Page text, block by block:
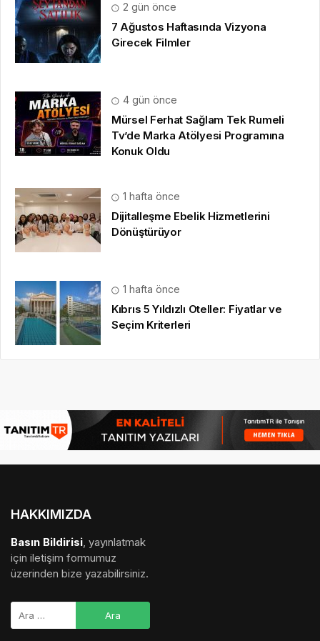
2 gün önce
7 Ağustos Haftasında Vizyona
Girecek Filmler
4 gün önce
Mürsel Ferhat Sağlam Tek Rumeli
Tv’de Marka Atölyesi Programına
Konuk Oldu
1 hafta önce
Dijitalleşme Ebelik Hizmetlerini
Dönüştürüyor
1 hafta önce
Kıbrıs 5 Yıldızlı Oteller: Fiyatlar ve
Seçim Kriterleri
HAKKIMIZDA
Basın Bildirisi, yayınlatmak
için iletişim formumuz
üzerinden bize yazabilirsiniz.